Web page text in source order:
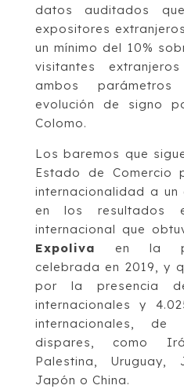
datos auditados
expositores
un mínimo del 10%
visitantes
ambos
evolución de signo
Colomo.
Los baremos que
Estado de Comercio
internacionalidad a un
en los resultados
internacional que
Expoliva en la
celebrada en 2019, y
por la presencia
internacionales y
internacionales,
dispares, como
Palestina, Uruguay,
Japón o China.